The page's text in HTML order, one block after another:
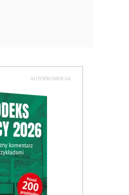
AUTOPROMOCJA